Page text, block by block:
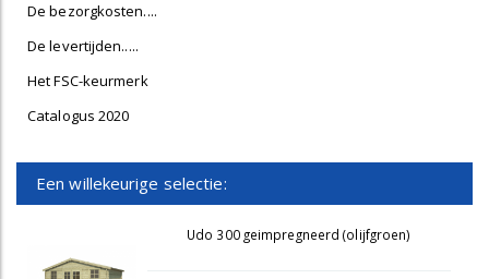
De bezorgkosten....
De levertijden.....
Het FSC-keurmerk
Catalogus 2020
Een willekeurige selectie:
Udo 300 geimpregneerd (olijfgroen)